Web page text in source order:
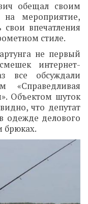
обещал своим
мероприятие,
впечатления
стиле.
не первый
интернет-
все обсуждали
«Справедливая
Объектом шуток
что депутат
одежде делового
брюках.